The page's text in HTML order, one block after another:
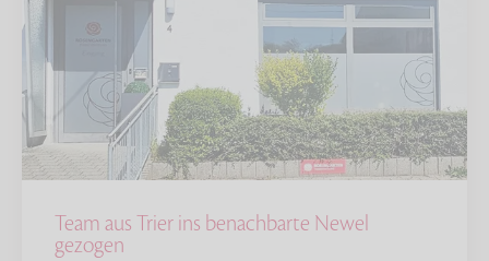
Team aus Trier ins benachbarte Newel
gezogen